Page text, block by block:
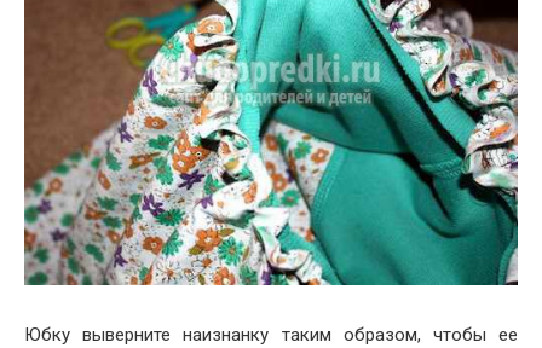
Юбку выверните наизнанку таким образом, чтобы ее